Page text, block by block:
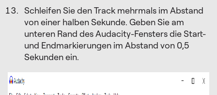
Schleifen Sie den Track mehrmals im Abstand
von einer halben Sekunde. Geben Sie am
unteren Rand des Audacity-Fensters die Start-
und Endmarkierungen im Abstand von 0,5
Sekunden ein.